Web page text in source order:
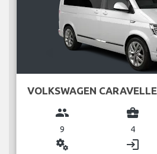
VOLKSWAGEN CARAVELLE
group
9
business_center
4
miscellaneous_services login